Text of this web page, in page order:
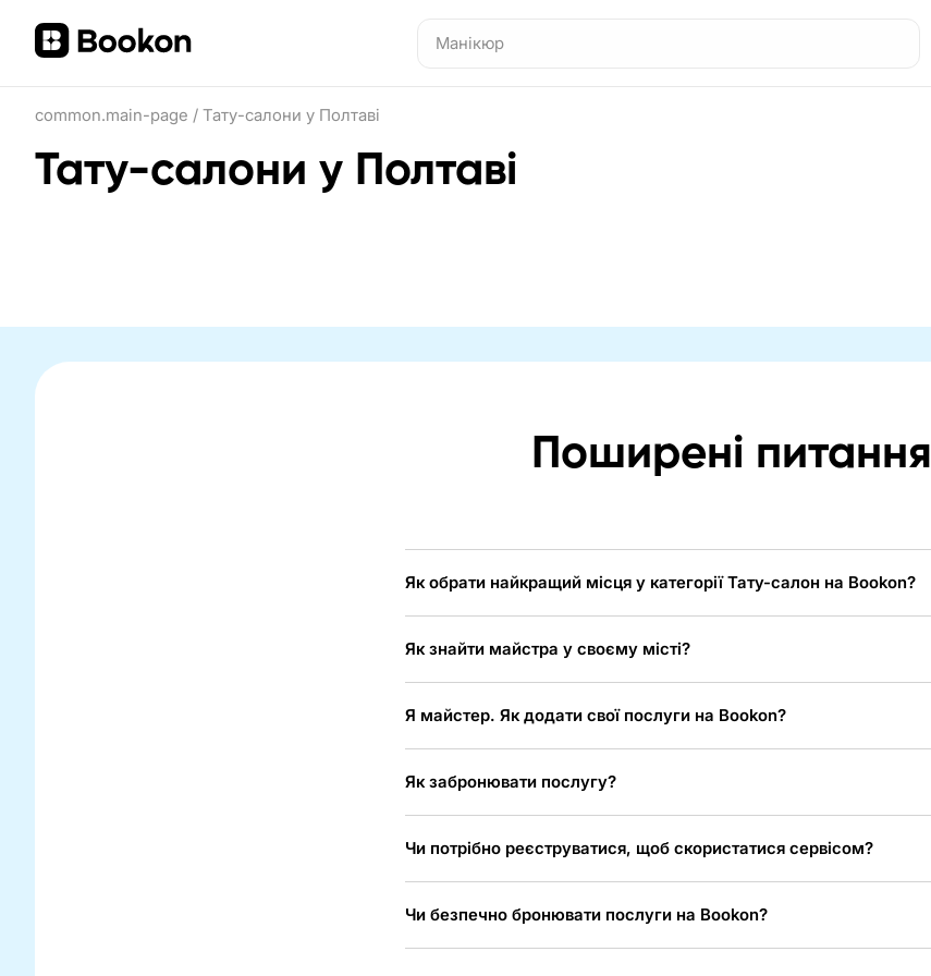
common.main-page / Тату-салони у Полтаві
Тату-салони у Полтаві
Поширені питання
Як обрати найкращий місця у категорії Тату-салон на Bookon?
Як знайти майстра у своєму місті?
Я майстер. Як додати свої послуги на Bookon?
Як забронювати послугу?
Чи потрібно реєструватися, щоб скористатися сервісом?
Чи безпечно бронювати послуги на Bookon?